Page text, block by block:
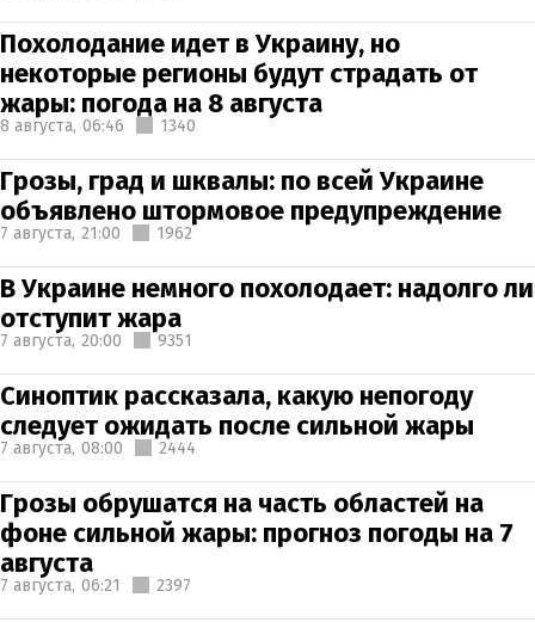
Похолодание идет в Украину, но
некоторые регионы будут страдать от
жары: погода на 8 августа
8 августа, 06:46 1340
Грозы, град и шквалы: по всей Украине
объявлено штормовое предупреждение
7 августа, 21:00 1962
В Украине немного похолодает: надолго ли
отступит жара
7 августа, 20:00 9351
Синоптик рассказала, какую непогоду
следует ожидать после сильной жары
7 августа, 08:00 2444
Грозы обрушатся на часть областей на
фоне сильной жары: прогноз погоды на 7
августа
7 августа, 06:21 2397